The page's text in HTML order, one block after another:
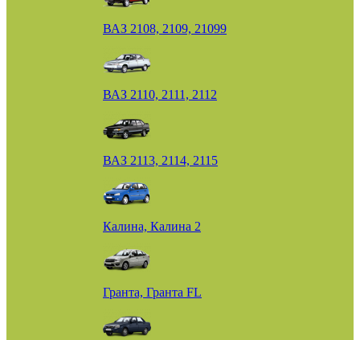
ВАЗ 2108, 2109, 21099
ВАЗ 2110, 2111, 2112
ВАЗ 2113, 2114, 2115
Калина, Калина 2
Гранта, Гранта FL